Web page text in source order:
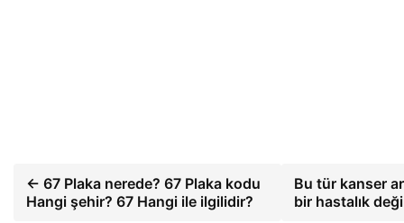
← 67 Plaka nerede? 67 Plaka kodu
Hangi şehir? 67 Hangi ile ilgilidir?
Bu tür kanser
bir hastalık